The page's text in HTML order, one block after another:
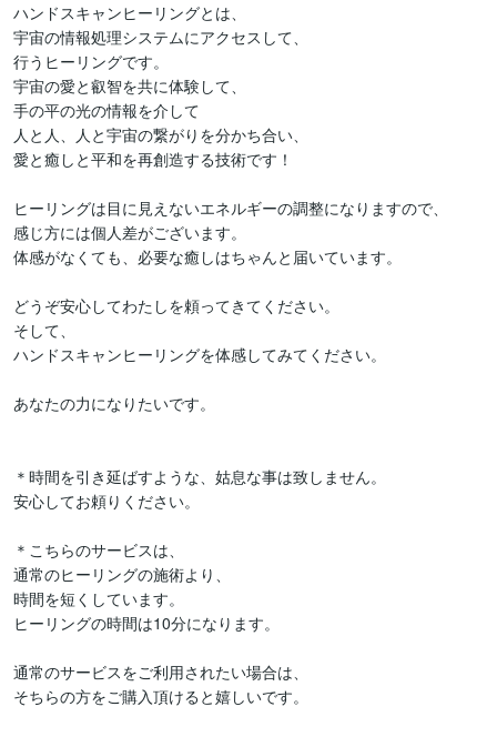
ハンドスキャンヒーリングとは、
宇宙の情報処理システムにアクセスして、
行うヒーリングです。
宇宙の愛と叡智を共に体験して、
手の平の光の情報を介して
人と人、人と宇宙の繋がりを分かち合い、
愛と癒しと平和を再創造する技術です！
ヒーリングは目に見えないエネルギーの調整になりますので、
感じ方には個人差がございます。
体感がなくても、必要な癒しはちゃんと届いています。
どうぞ安心してわたしを頼ってきてください。
そして、
ハンドスキャンヒーリングを体感してみてください。
あなたの力になりたいです。
＊時間を引き延ばすような、姑息な事は致しません。
安心してお頼りください。
＊こちらのサービスは、
通常のヒーリングの施術より、
時間を短くしています。
ヒーリングの時間は10分になります。
通常のサービスをご利用されたい場合は、
そちらの方をご購入頂けると嬉しいです。